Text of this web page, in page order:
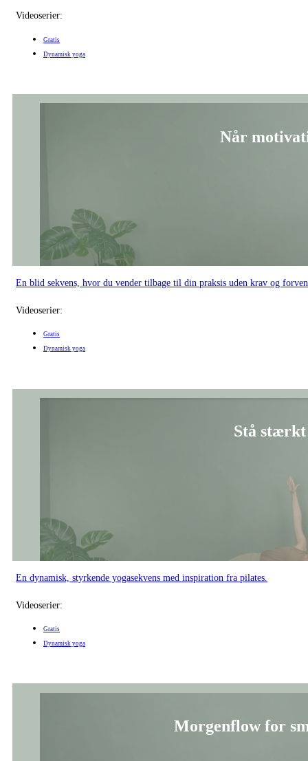
Videoserier:
Gratis
Dynamisk yoga
Når
En blid sekvens, hvor du vender tilbage til din praksis uden krav og
Videoserier:
Gratis
Dynamisk yoga
Stå
En dynamisk, styrkende yogasekvens med inspiration fra pilates.
Videoserier:
Gratis
Dynamisk yoga
Morgenflow for